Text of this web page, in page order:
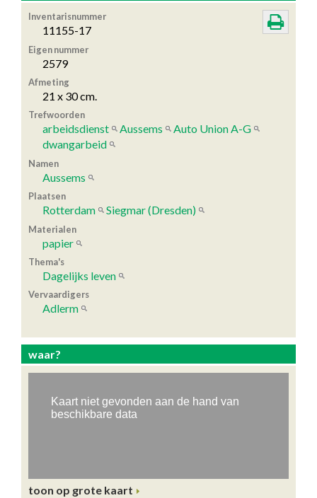
Inventarisnummer
11155-17
Eigen nummer
2579
Afmeting
21 x 30 cm.
Trefwoorden
arbeidsdienst Aussems
Auto Union A-G
dwangarbeid
Namen
Aussems
Plaatsen
Rotterdam Siegmar (Dresden)
Materialen
papier
Thema's
Dagelijks leven
Vervaardigers
Adlerm
waar?
toon op grote kaart